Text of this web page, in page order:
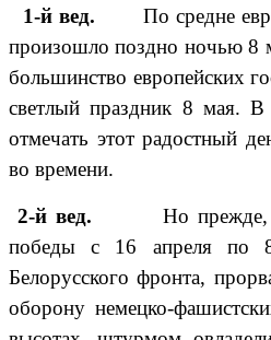
1-й вед. По средне
произошло поздно ночью 8
большинство европейских
светлый праздник 8 мая. В
отмечать этот радостный
во времени.
2-й вед. Но прежде, за
победы с 16 апреля
Белорусского фронта,
оборону немецко-